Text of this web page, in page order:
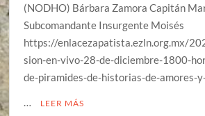
(NODHO) Bárbara Zamora Capitán
Subcomandante Insurgente Moisés
https://enlacezapatista.ezln.org.mx/
sion-en-vivo-28-de-diciembre-1800-
de-piramides-de-historias-de-amores-
…
LEER MÁS